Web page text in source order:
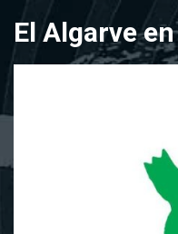
contenido
El Algarve